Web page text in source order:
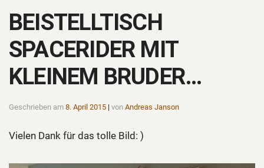
BEISTELLTISCH
SPACERIDER MIT
KLEINEM BRUDER…
Geschrieben am 8. April 2015 | von Andreas Janson
Vielen Dank für das tolle Bild: )